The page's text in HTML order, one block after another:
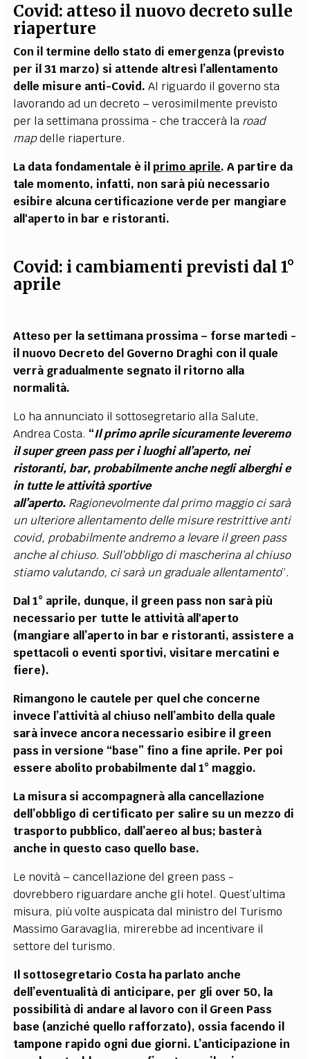
Covid: atteso il nuovo decreto sulle
riaperture
Con il termine dello stato di emergenza (previsto
per il 31 marzo) si attende altresì l’allentamento
delle misure anti-Covid. Al riguardo il governo sta
lavorando ad un decreto – verosimilmente previsto
per la settimana prossima - che traccerà la road
mapdelle riaperture.
La data fondamentale è ilprimo aprile. A partire da
tale momento, infatti, non sarà più necessario
esibire alcuna certificazione verde per mangiare
all'aperto in bar e ristoranti.
Covid: i cambiamenti previsti dal 1°
aprile
Atteso per la settimana prossima – forse martedì -
il nuovo Decreto del Governo Draghi con il quale
verrà gradualmente segnato il ritorno alla
normalità.
Lo ha annunciato il sottosegretario alla Salute,
Andrea Costa. “Il primo aprile sicuramente leveremo
il super green pass per i luoghi all’aperto, nei
ristoranti, bar, probabilmente anche negli alberghi e
in tutte le attività sportive
all’aperto. Ragionevolmente dal primo maggio ci sarà
un ulteriore allentamento delle misure restrittive anti
covid, probabilmente andremo a levare il green pass
anche al chiuso. Sull’obbligo di mascherina al chiuso
stiamo valutando, ci sarà un graduale allentamento”.
Dal 1° aprile, dunque, il green pass non sarà più
necessario per tutte le attività all'aperto
(mangiare all’aperto in bar e ristoranti, assistere a
spettacoli o eventi sportivi, visitare mercatini e
fiere).
Rimangono le cautele per quel che concerne
invece l’attività al chiuso nell’ambito della quale
sarà invece ancora necessario esibire il green
pass in versione “base” fino a fine aprile. Per poi
essere abolito probabilmente dal 1° maggio.
La misura si accompagnerà alla cancellazione
dell’obbligo di certificato per salire su un mezzo di
trasporto pubblico, dall’aereo al bus; basterà
anche in questo caso quello base.
Le novità – cancellazione del green pass -
dovrebbero riguardare anche gli hotel. Quest’ultima
misura, più volte auspicata dal ministro del Turismo
Massimo Garavaglia, mirerebbe ad incentivare il
settore del turismo.
Il sottosegretario Costa ha parlato anche
dell’eventualità di anticipare, per gli over 50, la
possibilità di andare al lavoro con il Green Pass
base (anziché quello rafforzato), ossia facendo il
tampone rapido ogni due giorni. L’anticipazione in